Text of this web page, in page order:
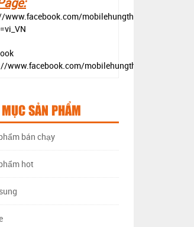
www.facebook.com/mobilehungthinh?
www.facebook.com/mobilehungthinh
MỤC SẢN PHẨM
bán chạy
hot